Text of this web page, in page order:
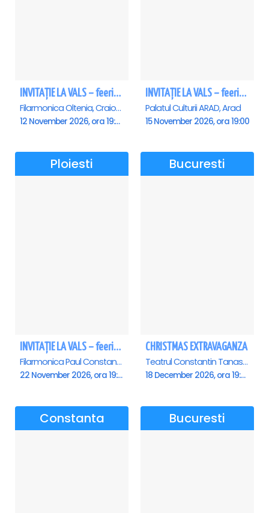
INVITAȚIE LA VALS – feerie de bal în paşi de dans - Craiova
Filarmonica Oltenia, Craiova
12 November 2026, ora 19:00
INVITAȚIE LA VALS – feerie de bal în paşi de dans - Arad
Palatul Culturii ARAD, Arad
15 November 2026, ora 19:00
Ploiesti
INVITAȚIE LA VALS – feerie de bal în paşi de dans - Ploiesti
Filarmonica Paul Constantinescu, Ploiesti
22 November 2026, ora 19:00
Bucuresti
CHRISTMAS EXTRAVAGANZA
Teatrul Constantin Tanase - Sala Savoy, Bucuresti
18 December 2026, ora 19:00
Constanta Bucuresti